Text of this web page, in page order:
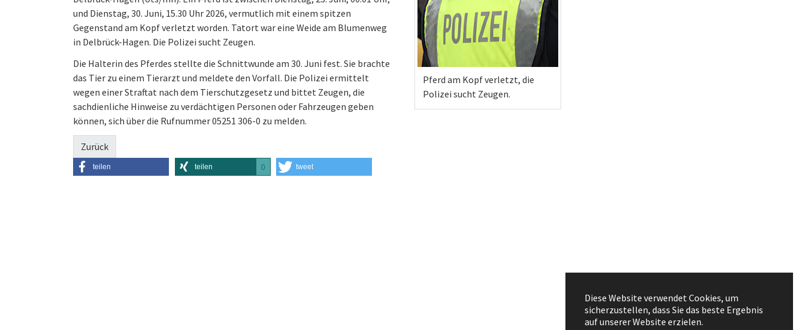
Diese Website verwendet Cookies, um
sicherzustellen, dass Sie das beste Ergebnis
auf unserer Website erzielen.
und Dienstag, 30. Juni, 15.30 Uhr 2026, vermutlich mit einem spitzen
Gegenstand am Kopf verletzt worden. Tatort war eine Weide am Blumenweg
in Delbrück-Hagen. Die Polizei sucht Zeugen.
Die Halterin des Pferdes stellte die Schnittwunde am 30. Juni fest. Sie brachte
das Tier zu einem Tierarzt und meldete den Vorfall. Die Polizei ermittelt
wegen einer Straftat nach dem Tierschutzgesetz und bittet Zeugen, die
sachdienliche Hinweise zu verdächtigen Personen oder Fahrzeugen geben
können, sich über die Rufnummer 05251 306-0 zu melden.
Zurück
teilen teilen 0 tweet
Pferd am Kopf verletzt, die
Polizei sucht Zeugen.